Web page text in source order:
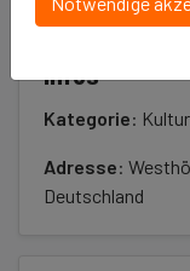
Infos
Kategorie: Kultur
Adresse:
Deutschland